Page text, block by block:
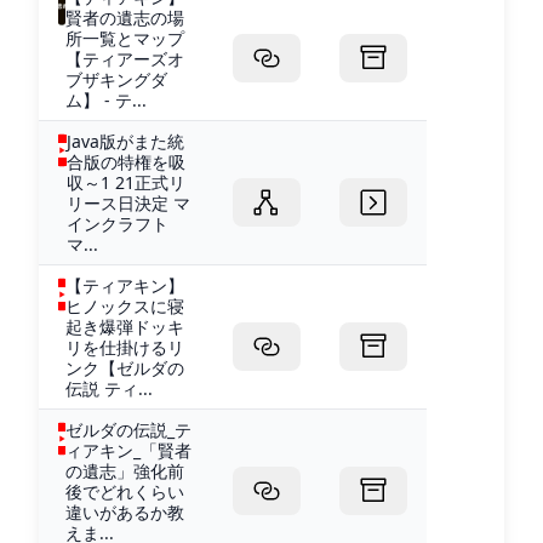
賢者の遺志の場
所一覧とマップ
【ティアーズオ
ブザキングダ
ム】 - テ...
Java版がまた統
合版の特権を吸
収～1 21正式リ
リース日決定 マ
インクラフト
マ...
【ティアキン】
ヒノックスに寝
起き爆弾ドッキ
リを仕掛けるリ
ンク【ゼルダの
伝説 ティ...
ゼルダの伝説_テ
ィアキン_「賢者
の遺志」強化前
後でどれくらい
違いがあるか教
えま...